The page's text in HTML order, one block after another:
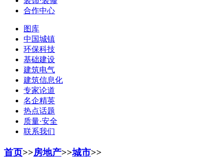
合作中心
图库
中国城镇
环保科技
基础建设
建筑电气
建筑信息化
专家论道
名企精英
热点话题
质量·安全
联系我们
首页>>房地产>>城市>>